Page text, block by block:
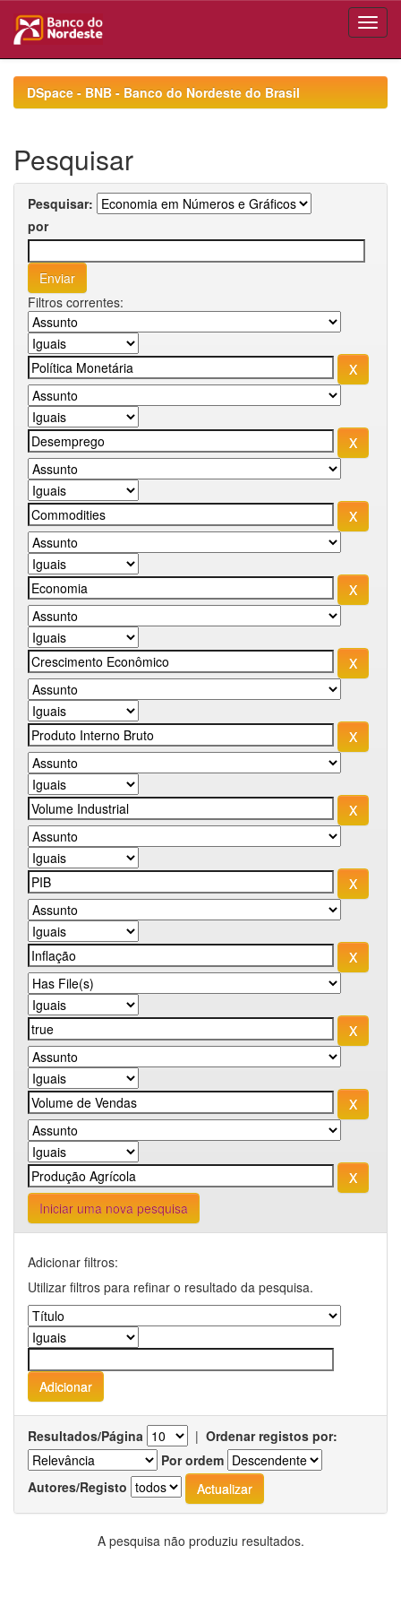
navigationDSpace - BNB - Banco do Nordeste do Brasil
Pesquisar
Pesquisar:
por
Filtros correntes:
Iniciar uma nova pesquisa
Adicionar filtros:
Utilizar filtros para refinar o resultado da pesquisa.
Resultados/Página | Ordenar registos por:
Por ordem
Autores/Registo
A pesquisa não produziu resultados.